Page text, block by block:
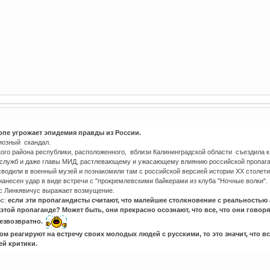
угрожает эпидемия правды из России.
скандал.
района республики, расположенного, вблизи Калининградской области
и даже главы МИД, растлевающему и ужасающему влиянию российской
в военный музей и познакомили там с российской версией истории XX
удар в виде встречи с "прокремлевскими байкерами из клуба "Ночные волки".
выражает возмущение.
если эти пропагандисты считают, что малейшее столкновение с
пропаганде? Может быть, они прекрасно осознают, что все, что они
реагируют на встречу своих молодых людей с русскими, то это значит, что
критики.